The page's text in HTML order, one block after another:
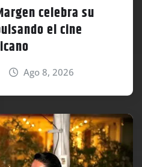
celebra su
el cine
Ago 8, 2026